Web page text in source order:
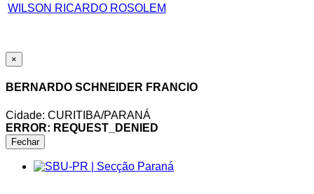
WILSON RICARDO ROSOLEM
×
BERNARDO SCHNEIDER FRANCIO
Cidade: CURITIBA/PARANÁ
ERROR: REQUEST_DENIED
Fechar